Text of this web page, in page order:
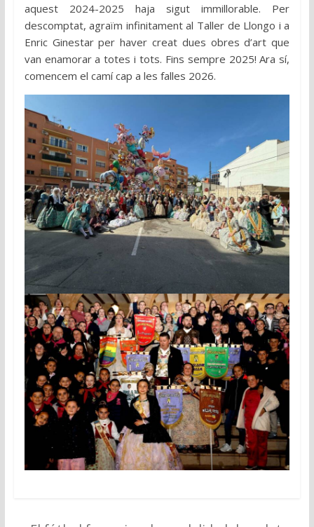
aquest 2024-2025 haja sigut immillorable. Per
descomptat, agraïm infinitament al Taller de Llongo i a
Enric Ginestar per haver creat dues obres d’art que
van enamorar a totes i tots. Fins sempre 2025! Ara sí,
comencem el camí cap a les falles 2026.